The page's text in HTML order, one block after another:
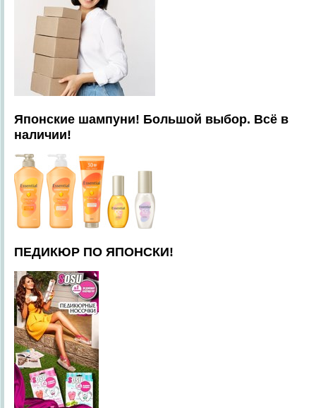
Японские шампуни! Большой выбор. Всё в
наличии!
ПЕДИКЮР ПО ЯПОНСКИ!